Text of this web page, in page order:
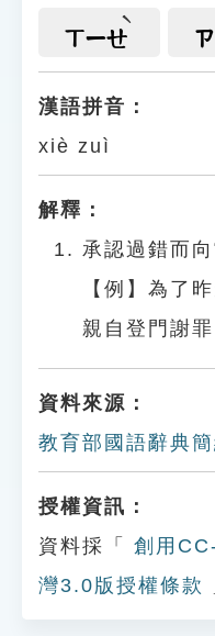
遊戲專區
貓頭鷹博士
ㄒㄧㄝ
漢語拼音：
xiè zuì
解釋：
承認過錯而
【例】為了
親自登門謝罪
資料來源：
教育部國語辭典
授權資訊：
資料採「
創用
灣3.0版授權條款